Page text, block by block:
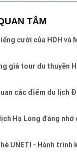
TÂM
cười của HDH và
giá tour du thuyền
các điểm du lịch
Hạ Long đáng nhớ
UNETI - Hành trình